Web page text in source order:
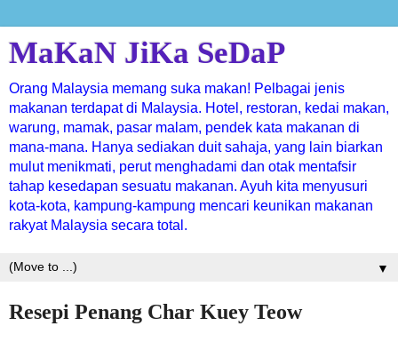
MaKaN JiKa SeDaP
Orang Malaysia memang suka makan! Pelbagai jenis
makanan terdapat di Malaysia. Hotel, restoran, kedai makan,
warung, mamak, pasar malam, pendek kata makanan di
mana-mana. Hanya sediakan duit sahaja, yang lain biarkan
mulut menikmati, perut menghadami dan otak mentafsir
tahap kesedapan sesuatu makanan. Ayuh kita menyusuri
kota-kota, kampung-kampung mencari keunikan makanan
rakyat Malaysia secara total.
▼
Resepi Penang Char Kuey Teow